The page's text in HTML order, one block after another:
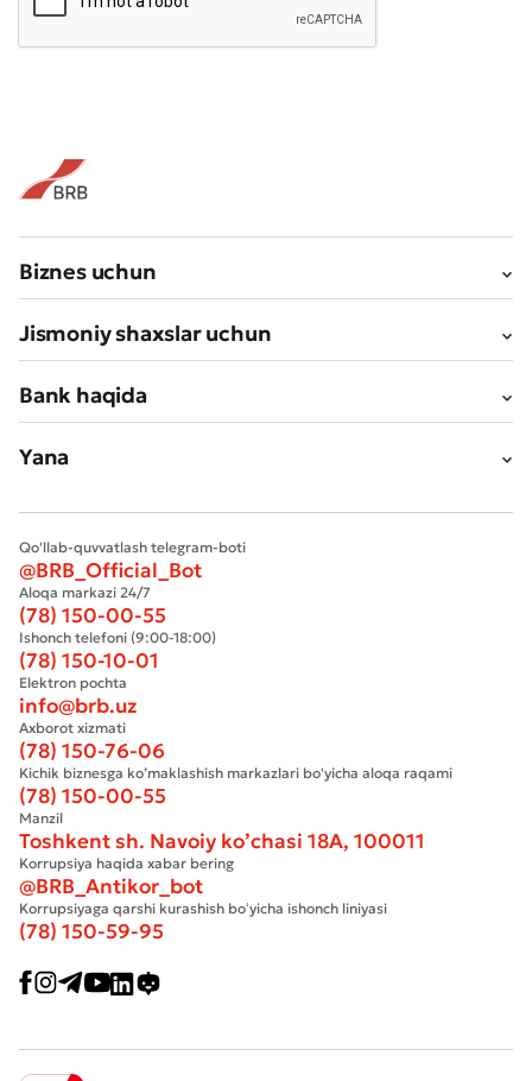
Biznes uchun
Jismoniy shaxslar uchun
Bank haqida
Yana
Qo'llab-quvvatlash telegram-boti
@BRB_Official_Bot
Aloqa markazi 24/7
(78) 150-00-55
Ishonch telefoni (9:00-18:00)
(78) 150-10-01
Elektron pochta
info@brb.uz
Axborot xizmati
(78) 150-76-06
Kichik biznesga ko’maklashish markazlari bo'yicha aloqa raqami
(78) 150-00-55
Manzil
Toshkent sh. Navoiy ko’chasi 18А, 100011
Korrupsiya haqida xabar bering
@BRB_Antikor_bot
Korrupsiyaga qarshi kurashish boʻyicha ishonch liniyasi
(78) 150-59-95